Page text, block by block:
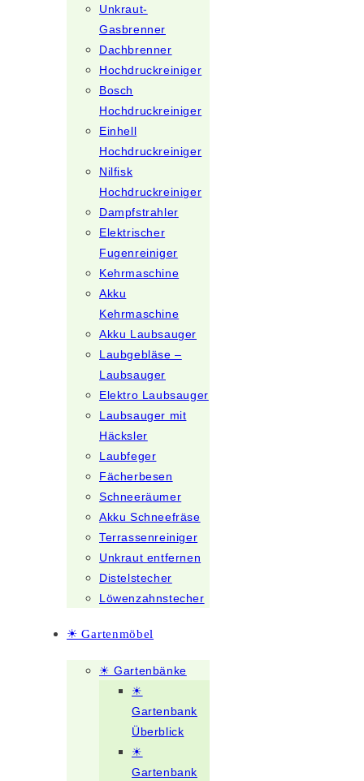
Unkraut-
Gasbrenner
Dachbrenner
Hochdruckreiniger
Bosch
Hochdruckreiniger
Einhell
Hochdruckreiniger
Nilfisk
Hochdruckreiniger
Dampfstrahler
Elektrischer
Fugenreiniger
Kehrmaschine
Akku
Kehrmaschine
Akku Laubsauger
Laubgebläse –
Laubsauger
Elektro Laubsauger
Laubsauger mit
Häcksler
Laubfeger
Fächerbesen
Schneeräumer
Akku Schneefräse
Terrassenreiniger
Unkraut entfernen
Distelstecher
Löwenzahnstecher
☀ Gartenmöbel
☀ Gartenbänke
☀
Gartenbank
Überblick
☀
Gartenbank